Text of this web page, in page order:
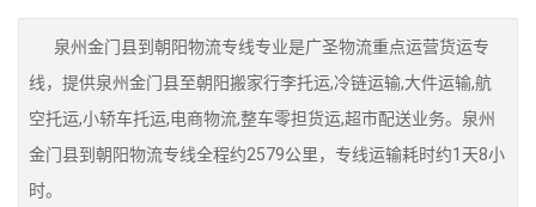
泉州金门县到朝阳物流专线专业是广圣物流重点运营货运专
线，提供泉州金门县至朝阳搬家行李托运,冷链运输,大件运输,航
空托运,小轿车托运,电商物流,整车零担货运,超市配送业务。泉州
金门县到朝阳物流专线全程约2579公里，专线运输耗时约1天8小
时。